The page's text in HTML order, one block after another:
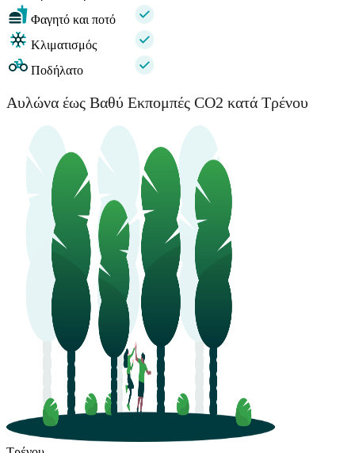
Φαγητό και ποτό
Κλιματισμός
Ποδήλατο
Αυλώνα έως Βαθύ Εκπομπές CO2 κατά Τρένου